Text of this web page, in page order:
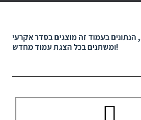
הנתונים בעמוד זה מוצגים בסדר אקרעי
ומשתנים בכל הצגת עמוד מחדש!